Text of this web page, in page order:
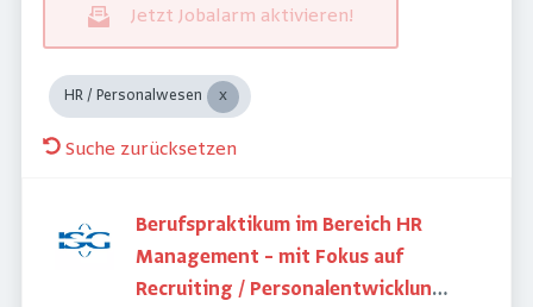
Jetzt Jobalarm aktivieren!
HR / Personalwesen
Suche zurücksetzen
Berufspraktikum im Bereich HR
Management – mit Fokus auf
Recruiting / Personalentwicklung